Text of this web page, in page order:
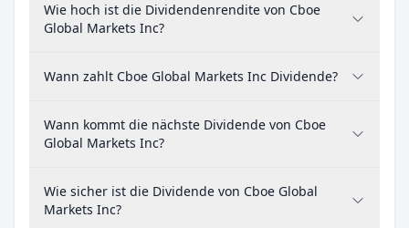
Wie hoch ist die Dividendenrendite von Cboe
Global Markets Inc?
Wann zahlt Cboe Global Markets Inc Dividende?
Wann kommt die nächste Dividende von Cboe
Global Markets Inc?
Wie sicher ist die Dividende von Cboe Global
Markets Inc?